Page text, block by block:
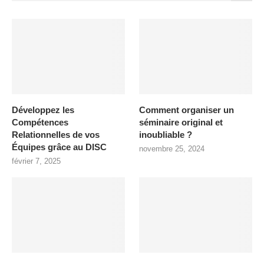
Développez les
Compétences
Relationnelles de vos
Équipes grâce au DISC
février 7, 2025
Comment organiser un
séminaire original et
inoubliable ?
novembre 25, 2024